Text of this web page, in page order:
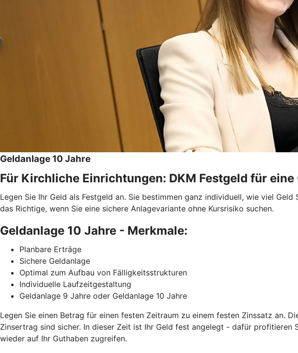
Geldanlage 10 Jahre
Für Kirchliche Einrichtungen: DKM Festgeld für eine
Legen Sie Ihr Geld als Festgeld an. Sie bestimmen ganz individuell, wie viel
das Richtige, wenn Sie eine sichere Anlagevariante ohne Kursrisiko suchen.
Geldanlage 10 Jahre - Merkmale:
Planbare Erträge
Sichere Geldanlage
Optimal zum Aufbau von Fälligkeitsstrukturen
Individuelle Laufzeitgestaltung
Geldanlage 9 Jahre oder Geldanlage 10 Jahre
Legen Sie einen Betrag für einen festen Zeitraum zu einem festen Zinssatz an.
Zinsertrag sind sicher. In dieser Zeit ist Ihr Geld fest angelegt - dafür
wieder auf Ihr Guthaben zugreifen.